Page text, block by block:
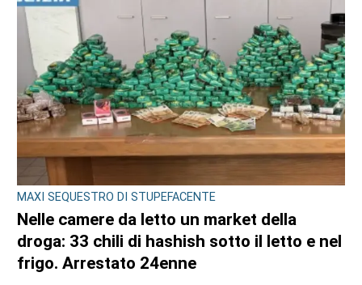
MAXI SEQUESTRO DI STUPEFACENTE
Nelle camere da letto un market della
droga: 33 chili di hashish sotto il letto e nel
frigo. Arrestato 24enne